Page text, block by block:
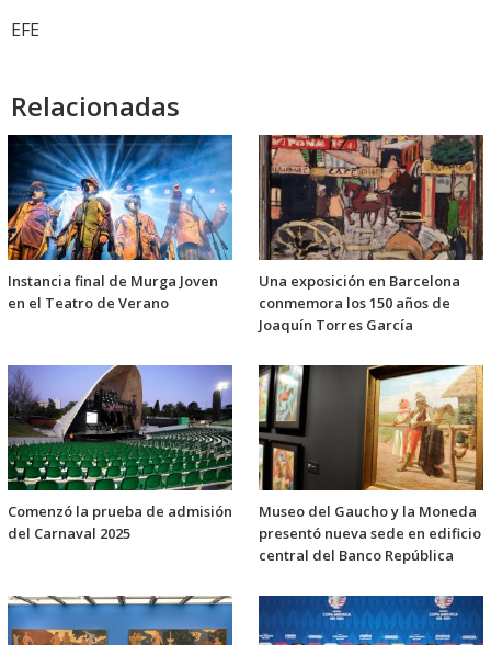
EFE
Relacionadas
Instancia final de Murga Joven
en el Teatro de Verano
Una exposición en Barcelona
conmemora los 150 años de
Joaquín Torres García
Comenzó la prueba de admisión
del Carnaval 2025
Museo del Gaucho y la Moneda
presentó nueva sede en edificio
central del Banco República